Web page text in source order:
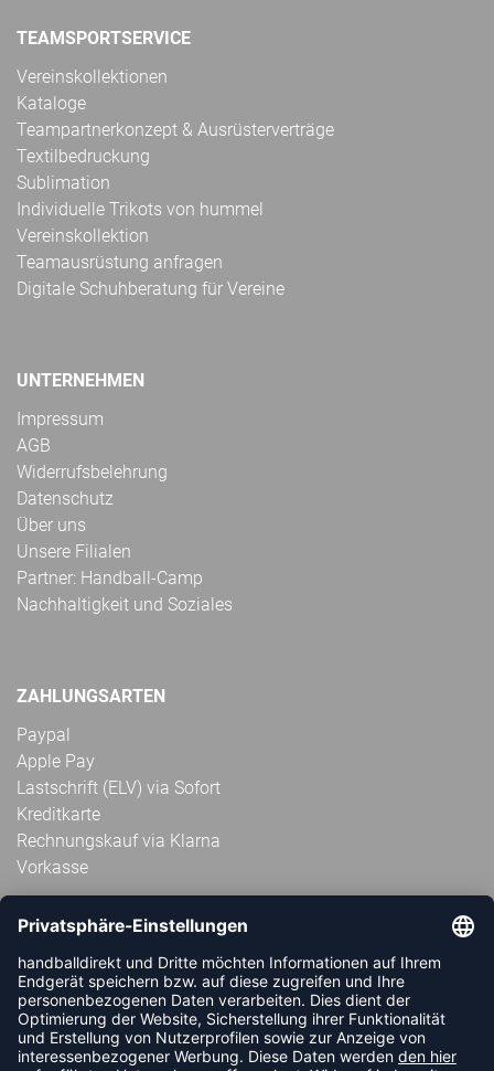
TEAMSPORTSERVICE
Vereinskollektionen
Kataloge
Teampartnerkonzept & Ausrüsterverträge
Textilbedruckung
Sublimation
Individuelle Trikots von hummel
Vereinskollektion
Teamausrüstung anfragen
Digitale Schuhberatung für Vereine
UNTERNEHMEN
Impressum
AGB
Widerrufsbelehrung
Datenschutz
Über uns
Unsere Filialen
Partner: Handball-Camp
Nachhaltigkeit und Soziales
ZAHLUNGSARTEN
Paypal
Apple Pay
Lastschrift (ELV) via Sofort
Kreditkarte
Rechnungskauf via Klarna
Vorkasse
ABONNIERE JETZT DEN KOSTENLOSEN
HANDBALLDIREKT-NEWSLETTER UND VERPASSE KEINE
NEUIGKEIT ODER AKTION MEHR.
JETZT ANMELDEN